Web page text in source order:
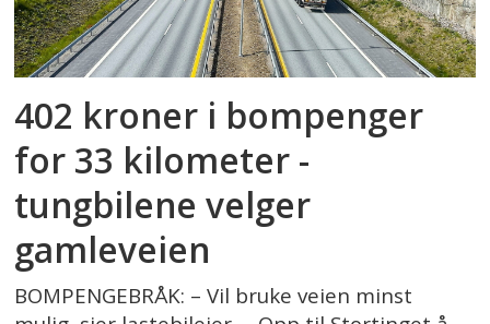
402 kroner i bompenger
for 33 kilometer -
tungbilene velger
gamleveien
BOMPENGEBRÅK: – Vil bruke veien minst